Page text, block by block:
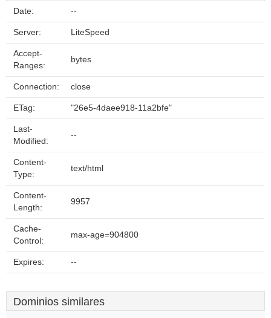
Date: --
Server: LiteSpeed
Accept-
Ranges:
bytes
Connection: close
ETag: "26e5-4daee918-11a2bfe"
Last-
Modified:
--
Content-
Type:
text/html
Content-
Length:
9957
Cache-
Control:
max-age=904800
Expires: --
Dominios similares